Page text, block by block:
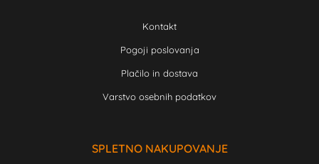
Kontakt
Pogoji poslovanja
Plačilo in dostava
Varstvo osebnih podatkov
SPLETNO NAKUPOVANJE